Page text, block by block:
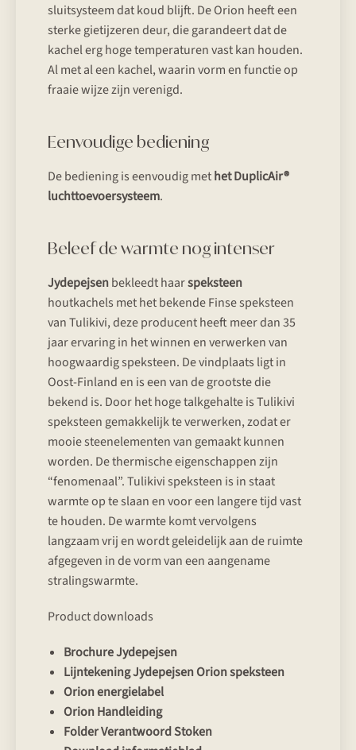
sluitsysteem dat koud blijft. De Orion heeft een
sterke gietijzeren deur, die garandeert dat de
kachel erg hoge temperaturen vast kan houden.
Al met al een kachel, waarin vorm en functie op
fraaie wijze zijn verenigd.
Eenvoudige bediening
De bediening is eenvoudig methet DuplicAir®
luchttoevoersysteem.
Beleef de warmte nog intenser
Jydepejsenbekleedt haarspeksteen
houtkachels met het bekende Finse speksteen
van Tulikivi, deze producent heeft meer dan 35
jaar ervaring in het winnen en verwerken van
hoogwaardig speksteen. De vindplaats ligt in
Oost-Finland en is een van de grootste die
bekend is. Door het hoge talkgehalte is Tulikivi
speksteen gemakkelijk te verwerken, zodat er
mooie steenelementen van gemaakt kunnen
worden. De thermische eigenschappen zijn
“fenomenaal”. Tulikivi speksteen is in staat
warmte op te slaan en voor een langere tijd vast
te houden. De warmte komt vervolgens
langzaam vrij en wordt geleidelijk aan de ruimte
afgegeven in de vorm van een aangename
stralingswarmte.
Product downloads
Brochure Jydepejsen
Lijntekening Jydepejsen Orion speksteen
Orion energielabel
Orion Handleiding
Folder Verantwoord Stoken